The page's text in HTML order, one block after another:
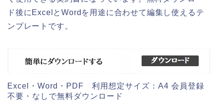
ド後にExcelとWordを用途に合わせて編集し使えるテ
ンプレートです。
Excel・Word・PDF 利用想定サイズ：A4 会員登録
不要・なしで無料ダウンロード